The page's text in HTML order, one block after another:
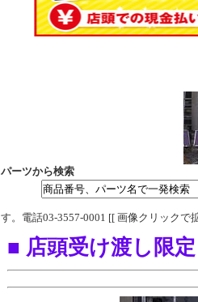
パーツから検索
す。電話03-3557-0001 [[ 画像クリックで
■ 店頭受け渡し限